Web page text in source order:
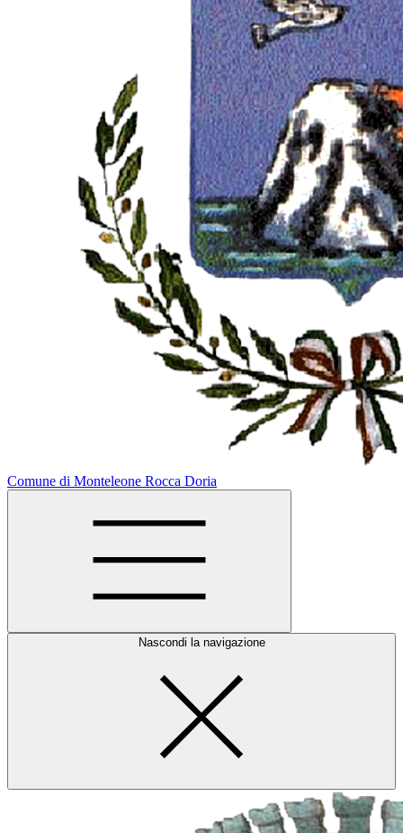
Comune di Monteleone Rocca Doria
Nascondi la navigazione